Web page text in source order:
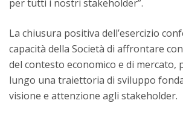
per tutti i nostri stakeholder”.
La chiusura positiva dell’esercizio
capacità della Società di affrontare
del contesto economico e di mercato,
lungo una traiettoria di sviluppo
visione e attenzione agli stakeholder.